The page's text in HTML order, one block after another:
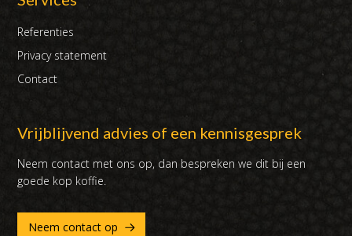
Referenties
Privacy statement
Contact
Vrijblijvend advies of een kennisgesprek
Neem contact met ons op, dan bespreken we dit bij een
goede kop koffie.
Neem contact op